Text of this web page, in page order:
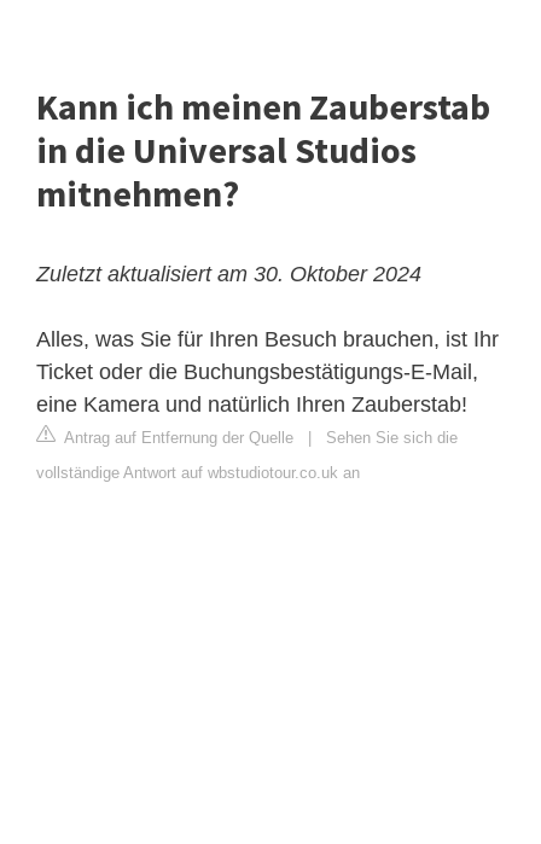
Kann ich meinen Zauberstab
in die Universal Studios
mitnehmen?
Zuletzt aktualisiert am 30. Oktober 2024
Alles, was Sie für Ihren Besuch brauchen, ist Ihr
Ticket oder die Buchungsbestätigungs-E-Mail,
eine Kamera und natürlich Ihren Zauberstab!
Antrag auf Entfernung der Quelle
Sehen Sie sich die
vollständige Antwort auf wbstudiotour.co.uk an